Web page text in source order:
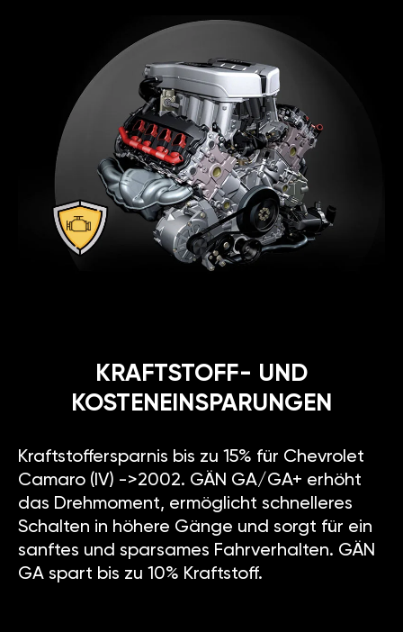
KRAFTSTOFF- UND
KOSTENEINSPARUNGEN
Kraftstoffersparnis bis zu 15% für Chevrolet
Camaro (IV) ->2002. GÄN GA/GA+ erhöht
das Drehmoment, ermöglicht schnelleres
Schalten in höhere Gänge und sorgt für ein
sanftes und sparsames Fahrverhalten. GÄN
GA spart bis zu 10% Kraftstoff.